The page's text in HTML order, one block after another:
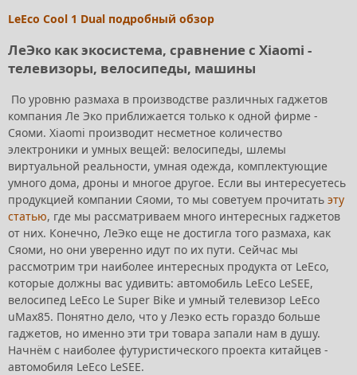
LeEco Cool 1 Dual подробный обзор
ЛеЭко как экосистема, сравнение с Xiaomi -
телевизоры, велосипеды, машины
По уровню размаха в производстве различных гаджетов
компания Ле Эко приближается только к одной фирме -
Сяоми. Xiaomi производит несметное количество
электроники и умных вещей: велосипеды, шлемы
виртуальной реальности, умная одежда, комплектующие
умного дома, дроны и многое другое. Если вы интересуетесь
продукцией компании Сяоми, то мы советуем прочитать эту
статью, где мы рассматриваем много интересных гаджетов
от них. Конечно, ЛеЭко еще не достигла того размаха, как
Сяоми, но они уверенно идут по их пути. Сейчас мы
рассмотрим три наиболее интересных продукта от LeEco,
которые должны вас удивить: автомобиль LeEco LeSEE,
велосипед LeEco Le Super Bike и умный телевизор LeEco
uMax85. Понятно дело, что у Леэко есть гораздо больше
гаджетов, но именно эти три товара запали нам в душу.
Начнём с наиболее футуристического проекта китайцев -
автомобиля LeEco LeSEE.